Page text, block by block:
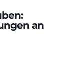
an